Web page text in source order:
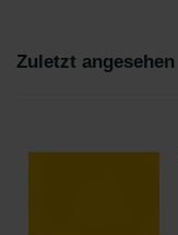
Zuletzt angesehen